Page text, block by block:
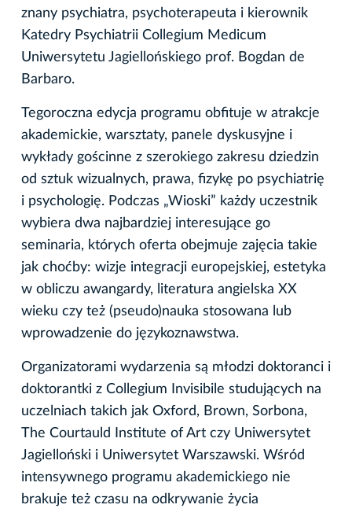
znany psychiatra, psychoterapeuta i kierownik
Katedry Psychiatrii Collegium Medicum
Uniwersytetu Jagiellońskiego prof. Bogdan de
Barbaro.
Tegoroczna edycja programu obfituje w atrakcje
akademickie, warsztaty, panele dyskusyjne i
wykłady gościnne z szerokiego zakresu dziedzin
od sztuk wizualnych, prawa, fizykę po psychiatrię
i psychologię. Podczas „Wioski” każdy uczestnik
wybiera dwa najbardziej interesujące go
seminaria, których oferta obejmuje zajęcia takie
jak choćby: wizje integracji europejskiej, estetyka
w obliczu awangardy, literatura angielska XX
wieku czy też (pseudo)nauka stosowana lub
wprowadzenie do językoznawstwa.
Organizatorami wydarzenia są młodzi doktoranci i
doktorantki z Collegium Invisibile studujących na
uczelniach takich jak Oxford, Brown, Sorbona,
The Courtauld Institute of Art czy Uniwersytet
Jagielloński i Uniwersytet Warszawski. Wśród
intensywnego programu akademickiego nie
brakuje też czasu na odkrywanie życia